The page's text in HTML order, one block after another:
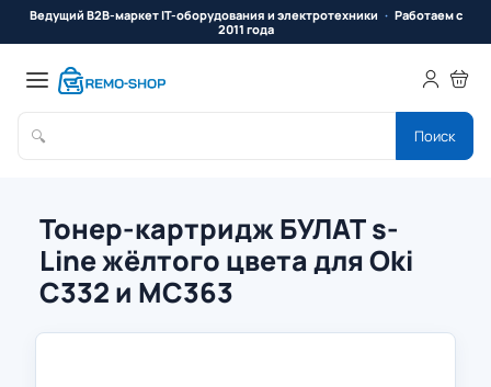
Ведущий B2B-маркет IT-оборудования и электротехники
Работаем с
2011 года
🔍 Поиск
Тонер-картридж БУЛАТ s-
Line жёлтого цвета для Oki
C332 и MC363